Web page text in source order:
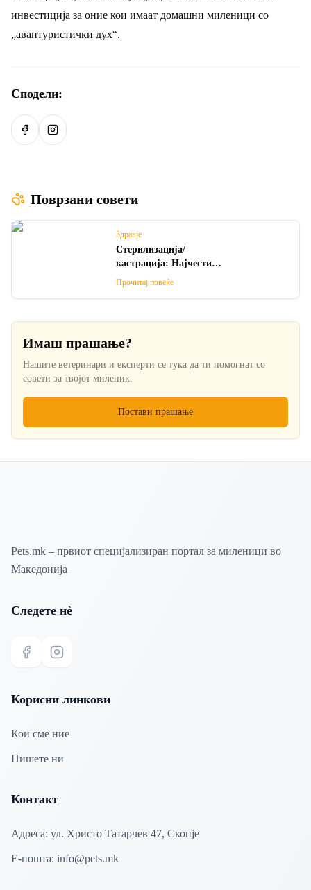
инвестиција за оние кои имаат домашни миленици со
„авантуристички дух“.
Сподели:
Сподели на Facebook
Сподели на Instagram
Поврзани совети
Здравје
Стерилизација/
кастрација: Најчести
митови и оправдувања
Прочитај повеќе
Имаш прашање?
Нашите ветеринари и експерти се тука да ти помогнат со
совети за твојот миленик.
Постави прашање
Pets.mk – првиот специјализиран портал за миленици во
Македонија
Следете нѐ
Корисни линкови
Кои сме ние
Пишете ни
Контакт
Адреса: ул. Христо Татарчев 47, Скопје
Е-пошта: info@pets.mk